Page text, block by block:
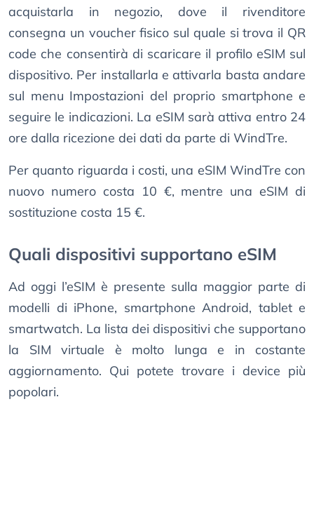
acquistarla in negozio, dove il rivenditore
consegna un voucher fisico sul quale si trova il QR
code che consentirà di scaricare il profilo eSIM sul
dispositivo. Per installarla e attivarla basta andare
sul menu Impostazioni del proprio smartphone e
seguire le indicazioni. La eSIM sarà attiva entro 24
ore dalla ricezione dei dati da parte di WindTre.
Per quanto riguarda i costi, una eSIM WindTre con
nuovo numero costa 10 €, mentre una eSIM di
sostituzione costa 15 €.
Quali dispositivi supportano eSIM
Ad oggi l’eSIM è presente sulla maggior parte di
modelli di iPhone, smartphone Android, tablet e
smartwatch. La lista dei dispositivi che supportano
la SIM virtuale è molto lunga e in costante
aggiornamento. Qui potete trovare i device più
popolari.